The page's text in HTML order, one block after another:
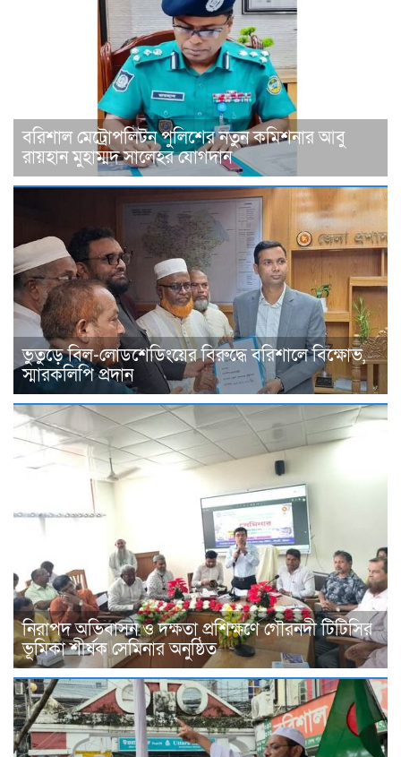
বরিশাল মেট্রোপলিটন পুলিশের নতুন কমিশনার আবু
রায়হান মুহাম্মদ সালেহর যোগদান
ভুতুড়ে বিল-লোডশেডিংয়ের বিরুদ্ধে বরিশালে বিক্ষোভ,
স্মারকলিপি প্রদান
নিরাপদ অভিবাসন ও দক্ষতা প্রশিক্ষণে গৌরনদী টিটিসির
ভূমিকা শীর্ষক সেমিনার অনুষ্ঠিত